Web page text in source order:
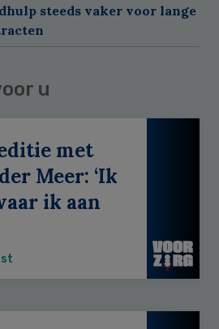
steeds vaker voor lange
u
met
Meer: ‘Ik
ik aan